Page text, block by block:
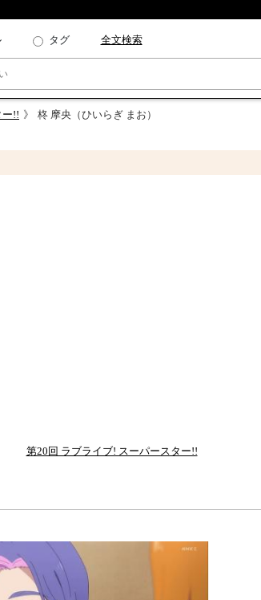
タグ 全文検索
ー!! 柊 摩央（ひいらぎ まお）
第20回 ラブライブ! スーパースター!!